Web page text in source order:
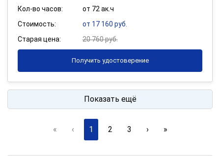
Кол-во часов:
от 72 ак.ч
Стоимость:
от 17 160 руб.
Старая цена:
20 760 руб.
Получить удостоверение
Показать ещё
« ‹ 1 2 3 › »